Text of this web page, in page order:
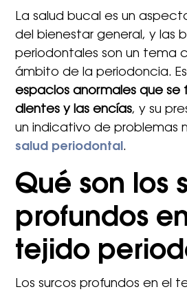
La salud bucal es un
del bienestar general, y las
periodontales son un tema
ámbito de la periodoncia.
espacios anormales que se
dientes y las encías, y su
un indicativo de problemas
salud periodontal.
Qué son los
profundos
tejido
Los surcos profundos en el